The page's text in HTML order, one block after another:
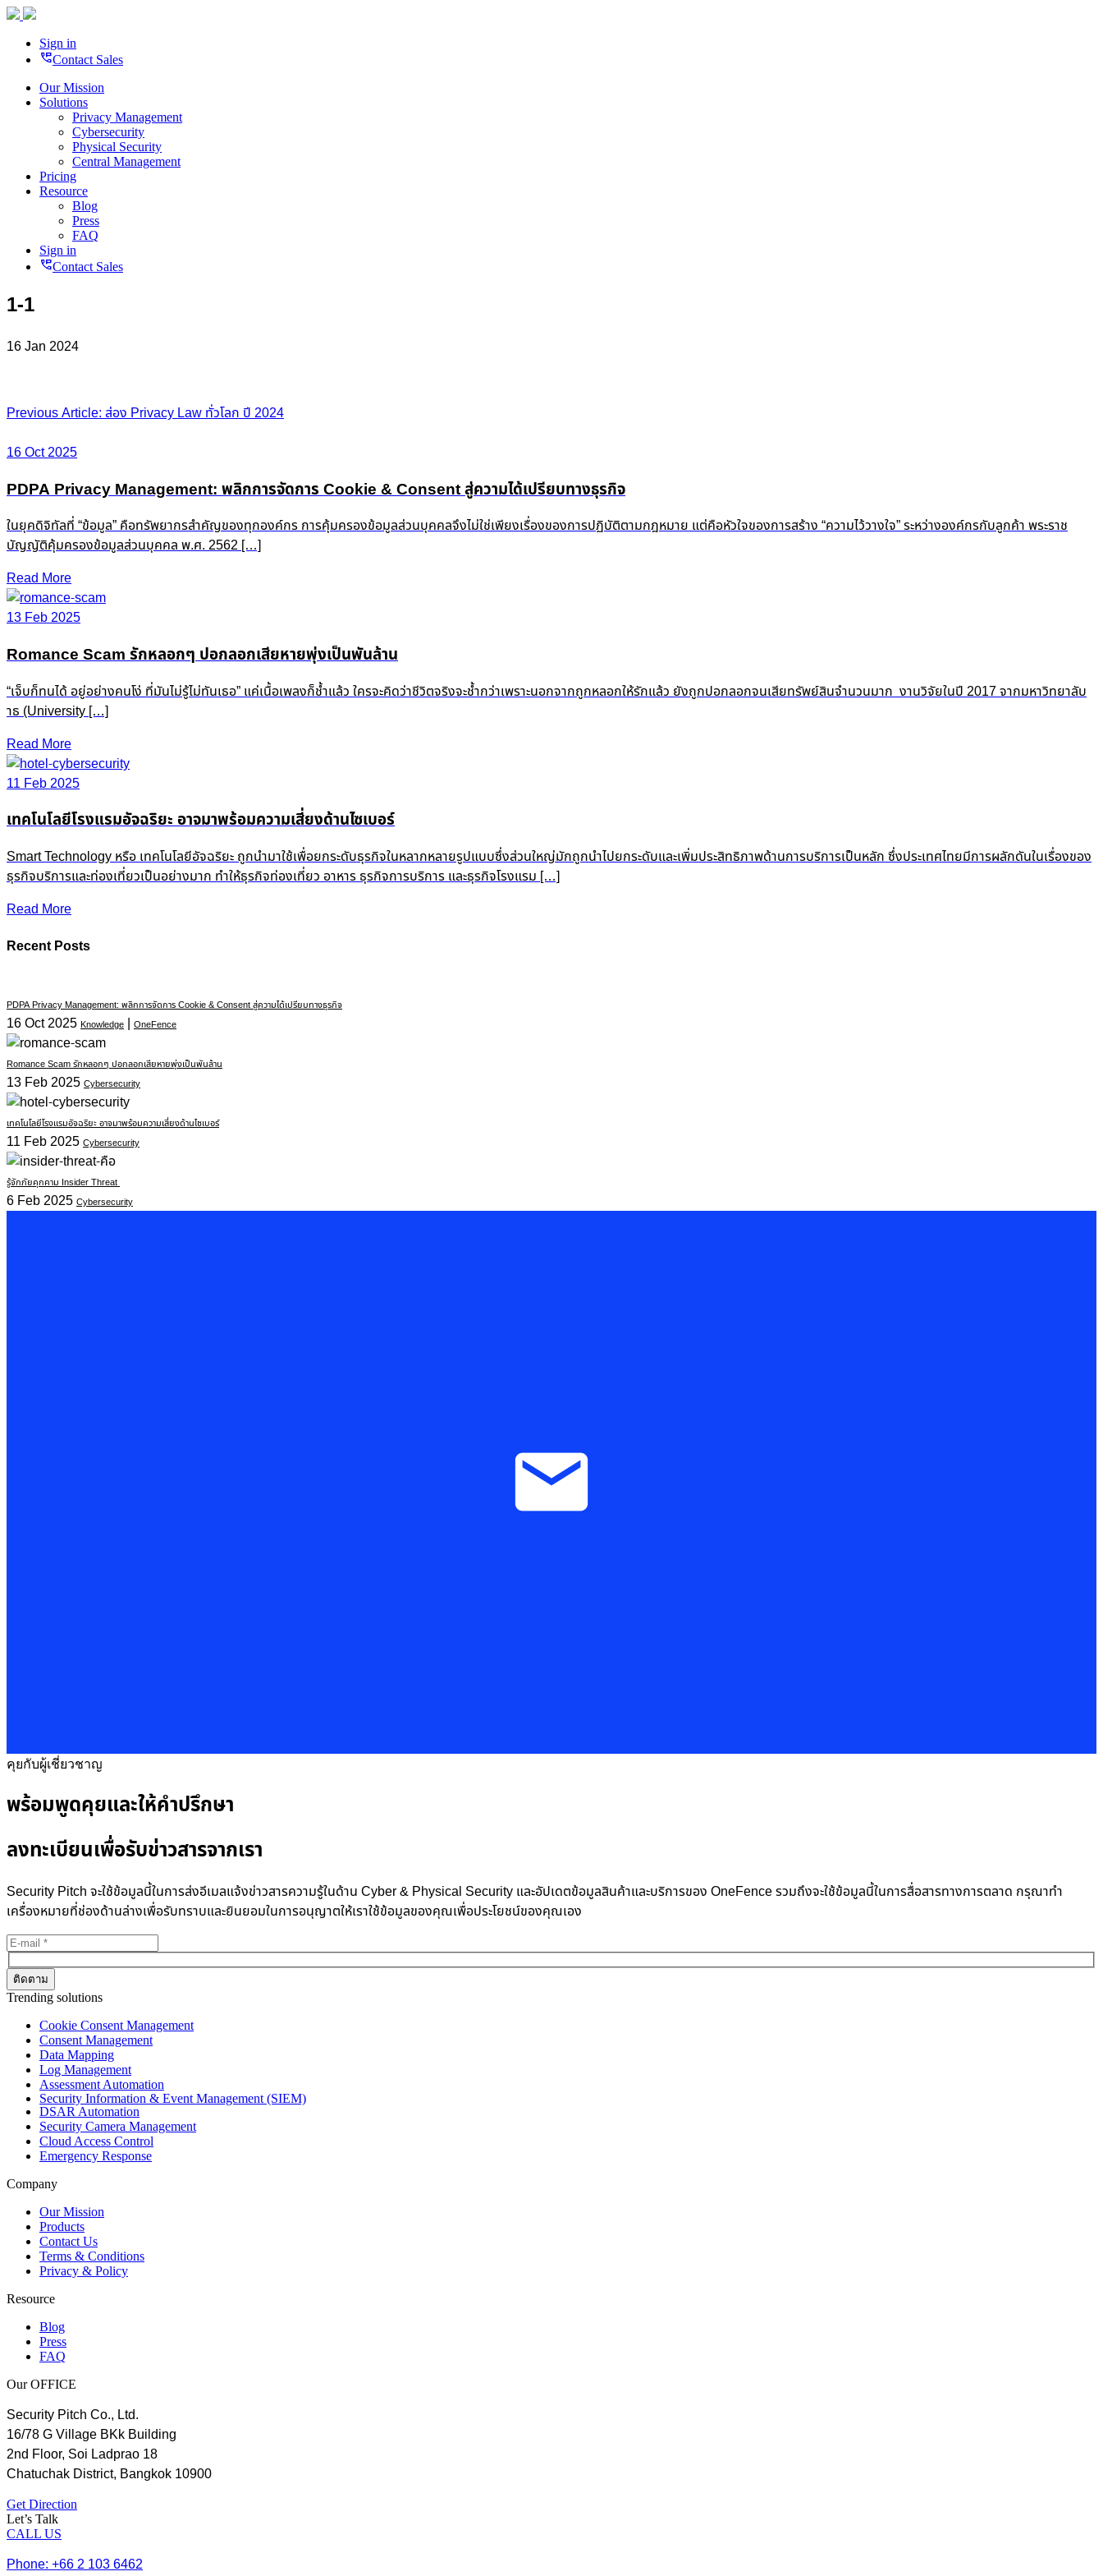
Sign in
perm_phone_msgContact Sales
Our Mission
Solutions
Privacy Management
Cybersecurity
Physical Security
Central Management
Pricing
Resource
Blog
Press
FAQ
Sign in
perm_phone_msgContact Sales
1-1
16 Jan 2024
Post
navigation
Previous Article: ส่อง Privacy Law ทั่วโลก ปี 2024
16 Oct 2025
PDPA Privacy Management: พลิกการจัดการ Cookie & Consent สู่ความได้เปรียบทางธุรกิจ
ในยุคดิจิทัลที่ “ข้อมูล” คือทรัพยากรสำคัญของทุกองค์กร การคุ้มครองข้อมูลส่วนบุคคลจึงไม่ใช่เพียงเรื่องของการปฏิบัติตามกฎหมาย แต่คือหัวใจของการสร้าง “ความไว้วางใจ” ระหว่างองค์กรกับลูกค้า พระราช
บัญญัติคุ้มครองข้อมูลส่วนบุคคล พ.ศ. 2562 […]
Read More
13 Feb 2025
Romance Scam รักหลอกๆ ปอกลอกเสียหายพุ่งเป็นพันล้าน
“เจ็บก็ทนได้ อยู่อย่างคนโง่ ที่มันไม่รู้ไม่ทันเธอ” แค่เนื้อเพลงก็ช้ำแล้ว ใครจะคิดว่าชีวิตจริงจะช้ำกว่าเพราะนอกจากถูกหลอกให้รักแล้ว ยังถูกปอกลอกจนเสียทรัพย์สินจำนวนมาก งานวิจัยในปี 2017 จากมหาวิทยาลับ
าธ (University […]
Read More
11 Feb 2025
เทคโนโลยีโรงแรมอัจฉริยะ อาจมาพร้อมความเสี่ยงด้านไซเบอร์
Smart Technology หรือ เทคโนโลยีอัจฉริยะ ถูกนำมาใช้เพื่อยกระดับธุรกิจในหลากหลายรูปแบบซึ่งส่วนใหญ่มักถูกนำไปยกระดับและเพิ่มประสิทธิภาพด้านการบริการเป็นหลัก ซึ่งประเทศไทยมีการผลักดันในเรื่องของ
ธุรกิจบริการและท่องเที่ยวเป็นอย่างมาก ทำให้ธุรกิจท่องเที่ยว อาหาร ธุรกิจการบริการ และธุรกิจโรงแรม […]
Read More
Recent Posts
PDPA Privacy Management: พลิกการจัดการ Cookie & Consent สู่ความได้เปรียบทางธุรกิจ
16 Oct 2025 Knowledge | OneFence
Romance Scam รักหลอกๆ ปอกลอกเสียหายพุ่งเป็นพันล้าน
13 Feb 2025 Cybersecurity
เทคโนโลยีโรงแรมอัจฉริยะ อาจมาพร้อมความเสี่ยงด้านไซเบอร์
11 Feb 2025 Cybersecurity
รู้จักภัยคุกคาม Insider Threat
6 Feb 2025 Cybersecurity
คุยกับผู้เชี่ยวชาญ
พร้อมพูดคุยและให้คำปรึกษา
ลงทะเบียนเพื่อรับข่าวสารจากเรา
Security Pitch จะใช้ข้อมูลนี้ในการส่งอีเมลแจ้งข่าวสารความรู้ในด้าน Cyber & Physical Security และอัปเดตข้อมูลสินค้าและบริการของ OneFence รวมถึงจะใช้ข้อมูลนี้ในการสื่อสารทางการตลาด กรุณาทำ
เครื่องหมายที่ช่องด้านล่างเพื่อรับทราบและยินยอมในการอนุญาตให้เราใช้ข้อมูลของคุณเพื่อประโยชน์ของคุณเอง
Trending solutions
Cookie Consent Management
Consent Management
Data Mapping
Log Management
Assessment Automation
Security Information & Event Management (SIEM)
DSAR Automation
Security Camera Management
Cloud Access Control
Emergency Response
Company
Our Mission
Products
Contact Us
Terms & Conditions
Privacy & Policy
Resource
Blog
Press
FAQ
Our OFFICE
Security Pitch Co., Ltd.
16/78 G Village BKk Building
2nd Floor, Soi Ladprao 18
Chatuchak District, Bangkok 10900
Get Direction
Let’s Talk
CALL US
Phone: +66 2 103 6462